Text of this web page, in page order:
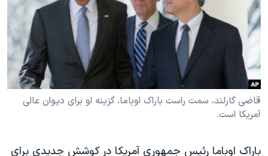
فرهنگ و زندگی
حقوق شهروندی
اقتصادی
علم و فناوری
اسرائیل در جنگ
گالری عکس
انتخابات ریاست جمهوری آمریکا ۲۰۲۴
حمله جمهوری اسلامی به اسرائیل
رمز مهسا
ورزش زنان در ایران
اعتراضات زن، زندگی، آزادی
دنبال کنید
زبانهای مختلف
قاضی گارلند، سمت راست باراک اوباما، گزینه او برای دیوان عالی
آمریکا است.
باراک اوباما رئیس جمهوری آمریکا در کوشش جدیدی برای